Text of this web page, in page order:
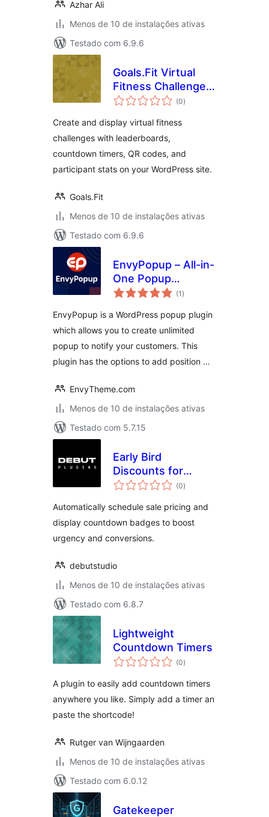
Azhar Ali
Menos de 10 de instalações ativas
Testado com 6.9.6
Goals.Fit Virtual
Fitness Challenge
Leaderboard(0total
de
)
Create and display virtual fitness
challenges with leaderboards,
countdown timers, QR codes, and
participant stats on your WordPress site.
Goals.Fit
Menos de 10 de instalações ativas
Testado com 6.9.6
EnvyPopup – All-in-
One Popup
Management
(1 total
de
)
EnvyPopup is a WordPress popup plugin
which allows you to create unlimited
popup to notify your customers. This
plugin has the options to add position …
EnvyTheme.com
Menos de 10 de instalações ativas
Testado com 5.7.15
Early Bird
Discounts for
WooCommerce
(0total
de
)
Automatically schedule sale pricing and
display countdown badges to boost
urgency and conversions.
debutstudio
Menos de 10 de instalações ativas
Testado com 6.8.7
Lightweight
Countdown Timers
(0total
de
)
A plugin to easily add countdown timers
anywhere you like. Simply add a timer an
paste the shortcode!
Rutger van Wijngaarden
Menos de 10 de instalações ativas
Testado com 6.0.12
Gatekeeper